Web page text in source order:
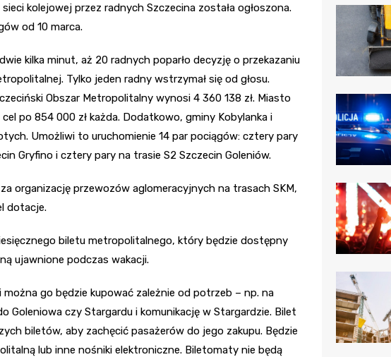
kolejowej przez radnych Szczecina została ogłoszona.
od 10 marca.
kilka minut, aż 20 radnych poparło decyzję o przekazaniu
Tylko jeden radny wstrzymał się od głosu.
Obszar Metropolitalny wynosi 4 360 138 zł. Miasto
po 854 000 zł każda. Dodatkowo, gminy Kobylanka i
Umożliwi to uruchomienie 14 par pociągów: cztery pary
Gryfino i cztery pary na trasie S2 Szczecin Goleniów.
organizację przewozów aglomeracyjnych na trasach SKM,
dotacje.
biletu metropolitalnego, który będzie dostępny
ujawnione podczas wakacji.
go będzie kupować zależnie od potrzeb – np. na
Goleniowa czy Stargardu i komunikację w Stargardzie. Bilet
biletów, aby zachęcić pasażerów do jego zakupu. Będzie
lub inne nośniki elektroniczne. Biletomaty nie będą